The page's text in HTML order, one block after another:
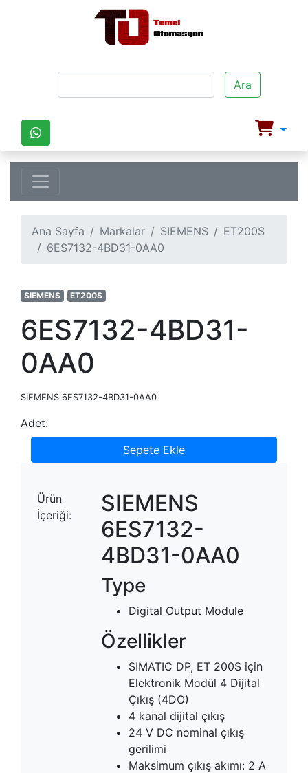
Ara
Ana Sayfa Markalar SIEMENS
ET200S
6ES7132-4BD31-0AA0
SIEMENS ET200S
6ES7132-4BD31-
0AA0
SIEMENS 6ES7132-4BD31-0AA0
Adet:
Sepete Ekle
Ürün
İçeriği:
SIEMENS
6ES7132-
4BD31-0AA0
Type
Digital Output Module
Özellikler
SIMATIC DP, ET 200S için
Elektronik Modül 4 Dijital
Çıkış (4DO)
4 kanal dijital çıkış
24 V DC nominal çıkış
gerilimi
Maksimum çıkış akımı: 2 A